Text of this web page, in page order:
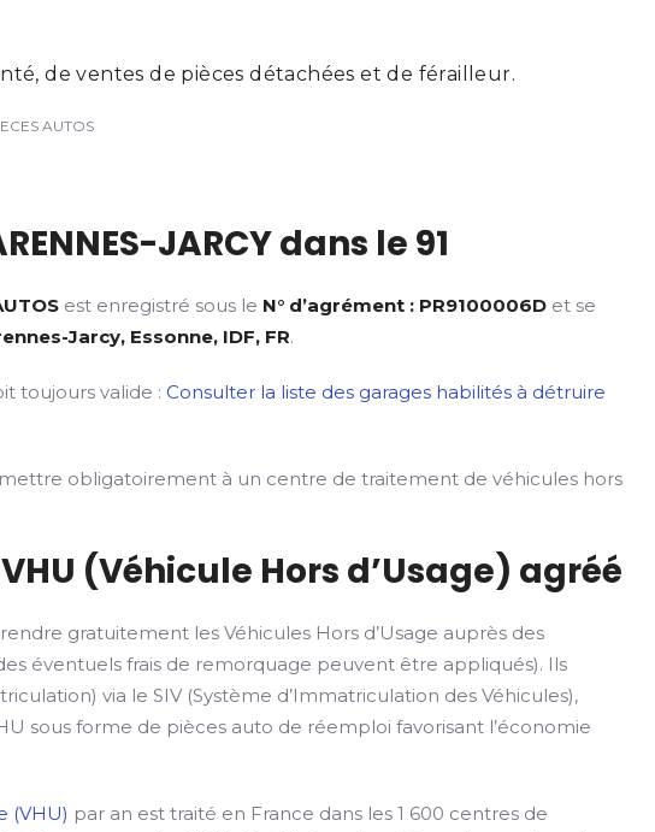
de ventes de pièces détachées et de férailleur.
AUTOS
JARCY dans le 91
est enregistré sous le N° d’agrément : PR9100006D et se
Jarcy, Essonne, IDF, FR.
toujours valide : Consulter la liste des garages habilités à détruire
obligatoirement à un centre de traitement de véhicules hors
(Véhicule Hors d’Usage) agréé
gratuitement les Véhicules Hors d’Usage auprès des
éventuels frais de remorquage peuvent être appliqués). Ils
via le SIV (Système d’Immatriculation des Véhicules),
sous forme de pièces auto de réemploi favorisant l’économie
(VHU) par an est traité en France dans les 1 600 centres de